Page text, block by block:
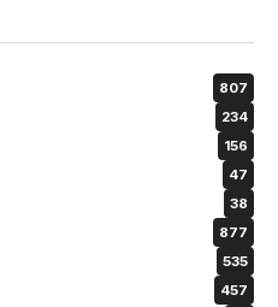
807
234
156
47
38
877
535
457